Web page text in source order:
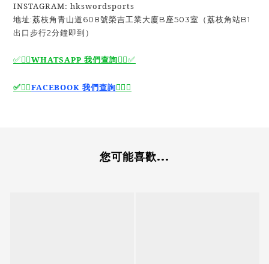
INSTAGRAM: hkswordsports
地址:荔枝角青山道608號榮吉工業大廈B座503室（荔枝角站B1
出口步行2分鐘即到）
✅🙆‍♂️WHATSAPP 我們查詢🙆‍♂️✅
✅🙆‍♂️FACEBOOK 我們查詢🙆‍♂️✅
您可能喜歡...